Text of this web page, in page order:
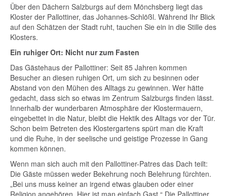
Über den Dächern Salzburgs auf dem Mönchsberg liegt das
Kloster der Pallottiner, das Johannes-Schlößl. Während Ihr Blick
auf den Schätzen der Stadt ruht, tauchen Sie ein in die Stille des
Klosters.
Ein ruhiger Ort: Nicht nur zum Fasten
Das Gästehaus der Pallottiner: Seit 85 Jahren kommen
Besucher an diesen ruhigen Ort, um sich zu besinnen oder
Abstand von den Mühen des Alltags zu gewinnen. Wer hätte
gedacht, dass sich so etwas im Zentrum Salzburgs finden lässt.
Innerhalb der wunderbaren Atmosphäre der Klostermauern,
eingebettet in die Natur, bleibt die Hektik des Alltags vor der Tür.
Schon beim Betreten des Klostergartens spürt man die Kraft
und die Ruhe, in der seelische und geistige Prozesse in Gang
kommen können.
Wenn man sich auch mit den Pallottiner-Patres das Dach teilt:
Die Gäste müssen weder Bekehrung noch Belehrung fürchten.
„Bei uns muss keiner an irgend etwas glauben oder einer